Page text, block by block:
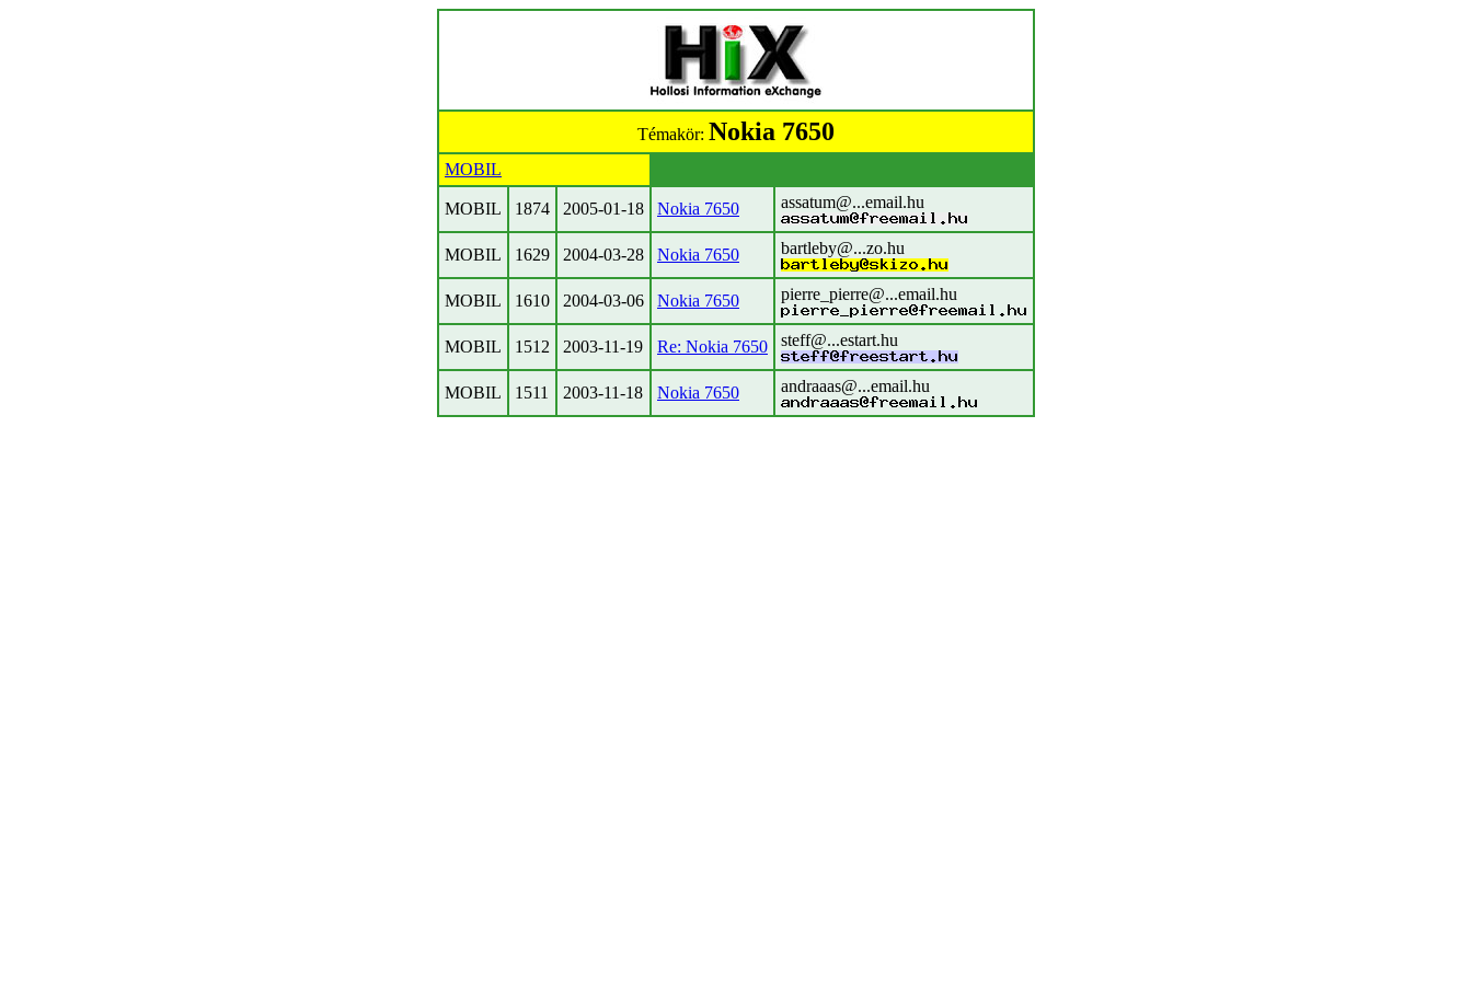
Témakör: Nokia 7650
MOBIL
MOBIL 1874 2005-01-18 Nokia 7650 assatum@...email.hu
MOBIL 1629 2004-03-28 Nokia 7650 bartleby@...zo.hu
MOBIL 1610 2004-03-06 Nokia 7650 pierre_pierre@...email.hu
MOBIL 1512 2003-11-19 Re: Nokia 7650 steff@...estart.hu
MOBIL 1511 2003-11-18 Nokia 7650 andraaas@...email.hu